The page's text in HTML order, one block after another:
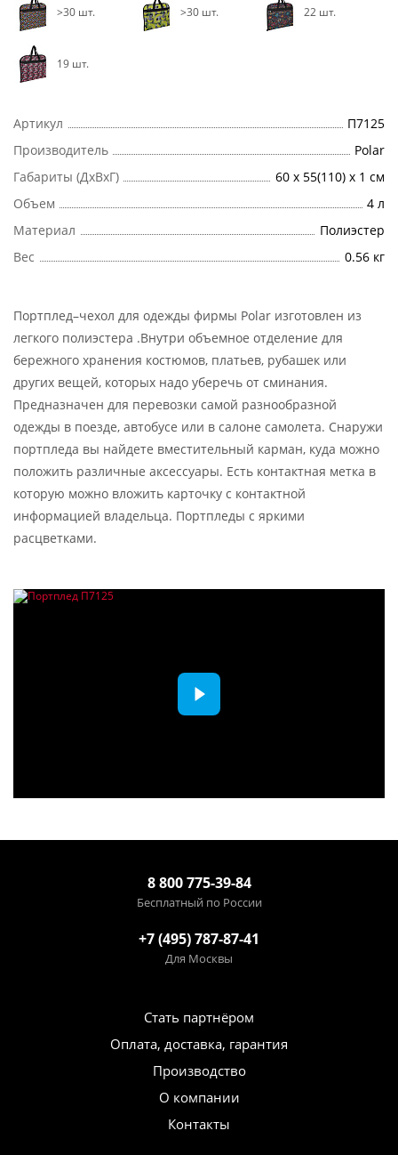
>30 шт. >30 шт. 22 шт.
19 шт.
Артикул
П7125
Производитель
Polar
Габариты (ДхВхГ)
60 х 55(110) х 1 см
Объем
4 л
Материал
Полиэстер
Вес
0.56 кг
Портплед–чехол для одежды фирмы Polar изготовлен из
легкого полиэстера .Внутри объемное отделение для
бережного хранения костюмов, платьев, рубашек или
других вещей, которых надо уберечь от сминания.
Предназначен для перевозки самой разнообразной
одежды в поезде, автобусе или в салоне самолета. Снаружи
портпледа вы найдете вместительный карман, куда можно
положить различные аксессуары. Есть контактная метка в
которую можно вложить карточку с контактной
информацией владельца. Портпледы с яркими
расцветками.
8 800 775-39-84
Бесплатный по России
+7 (495) 787-87-41
Для Москвы
Стать партнёром
Оплата, доставка, гарантия
Производство
О компании
Контакты